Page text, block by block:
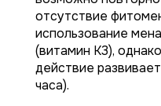
отсутствие
использование
(витамин К3),
действие
часа).